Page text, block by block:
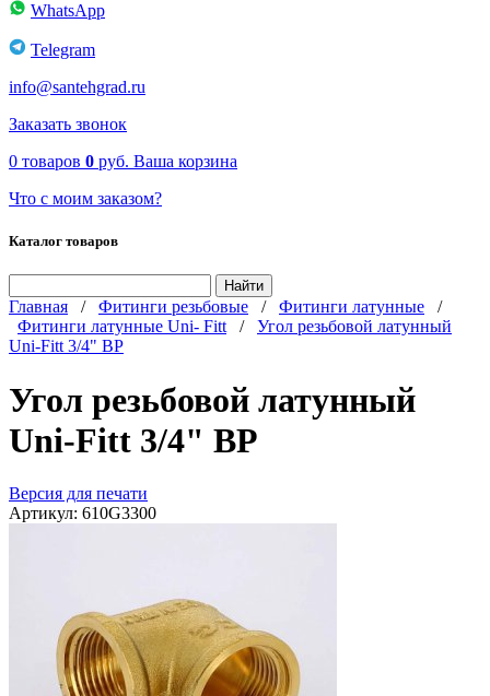
WhatsApp
Telegram
info@santehgrad.ru
Заказать звонок
0 товаров 0 руб. Ваша корзина
Что с моим заказом?
Каталог товаров
Главная / Фитинги резьбовые / Фитинги латунные /
Фитинги латунные Uni- Fitt / Угол резьбовой латунный
Uni-Fitt 3/4" ВР
Угол резьбовой латунный
Uni-Fitt 3/4" ВР
Версия для печати
Артикул: 610G3300